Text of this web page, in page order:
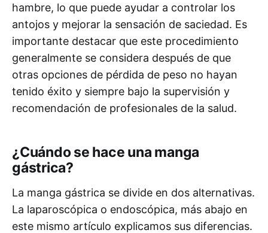
hambre, lo que puede ayudar a controlar los
antojos y mejorar la sensación de saciedad. Es
importante destacar que este procedimiento
generalmente se considera después de que
otras opciones de pérdida de peso no hayan
tenido éxito y siempre bajo la supervisión y
recomendación de profesionales de la salud.
¿Cuándo se hace una manga
gástrica?
La manga gástrica se divide en dos alternativas.
La laparoscópica o endoscópica, más abajo en
este mismo artículo explicamos sus diferencias.